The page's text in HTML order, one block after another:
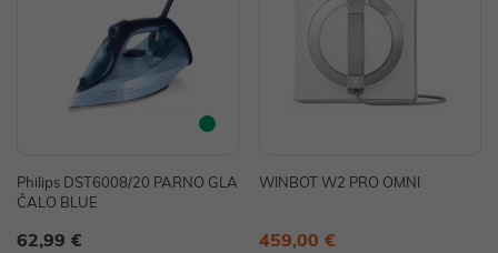
Philips DST6008/20 PARNO GLA
ČALO BLUE
62,99 €
WINBOT W2 PRO OMNI
459,00 €